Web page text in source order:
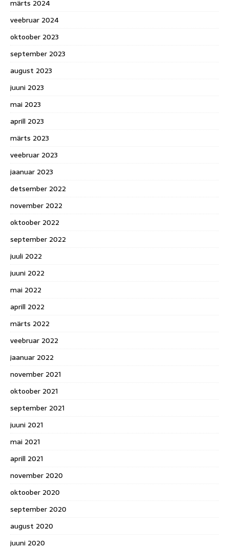
märts 2024
veebruar 2024
oktoober 2023
september 2023
august 2023
juuni 2023
mai 2023
aprill 2023
märts 2023
veebruar 2023
jaanuar 2023
detsember 2022
november 2022
oktoober 2022
september 2022
juuli 2022
juuni 2022
mai 2022
aprill 2022
märts 2022
veebruar 2022
jaanuar 2022
november 2021
oktoober 2021
september 2021
juuni 2021
mai 2021
aprill 2021
november 2020
oktoober 2020
september 2020
august 2020
juuni 2020